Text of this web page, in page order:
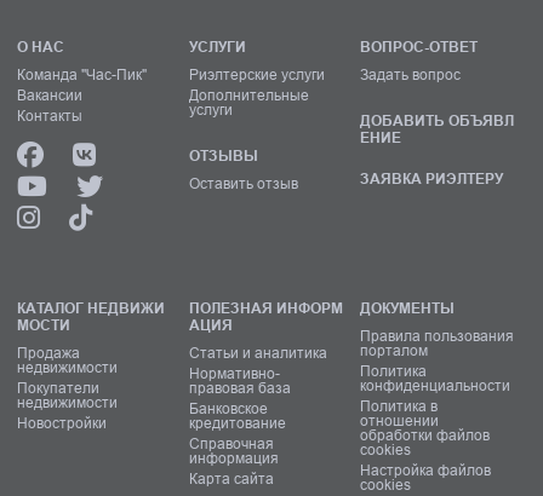
О НАС
Команда "Час-Пик"
Вакансии
Контакты
УСЛУГИ
Риэлтерские услуги
Дополнительные
услуги
ОТЗЫВЫ
Оставить отзыв
ВОПРОС-ОТВЕТ
Задать вопрос
ДОБАВИТЬ ОБЪЯВЛ
ЕНИЕ
ЗАЯВКА РИЭЛТЕРУ
КАТАЛОГ НЕДВИЖИ
МОСТИ
Продажа
недвижимости
Покупатели
недвижимости
Новостройки
ПОЛЕЗНАЯ ИНФОРМ
АЦИЯ
Статьи и аналитика
Нормативно-
правовая база
Банковское
кредитование
Справочная
информация
Карта сайта
ДОКУМЕНТЫ
Правила пользования
порталом
Политика
конфиденциальности
Политика в
отношении
обработки файлов
cookies
Настройка файлов
cookies